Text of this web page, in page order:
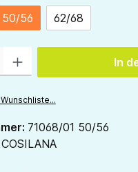
ist zurzeit nicht
50/56 62/68
In
71068/01 50/56
COSILANA